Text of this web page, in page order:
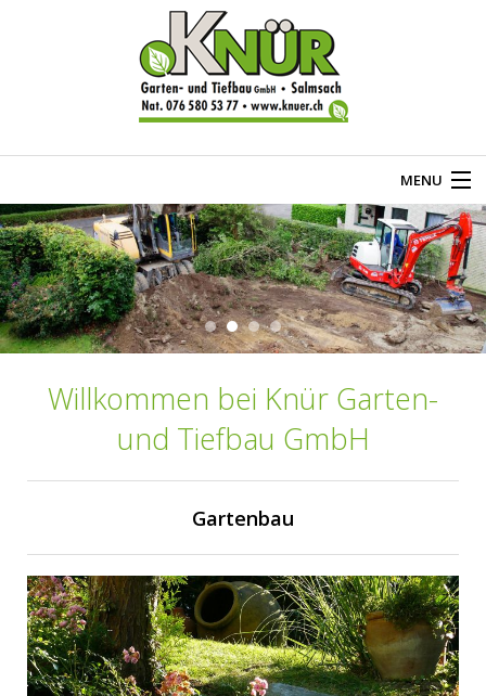
MENU
Home
Über uns
Gartenbau
Tiefbau
Willkommen bei Knür Garten-
und Tiefbau GmbH
Gartenbau